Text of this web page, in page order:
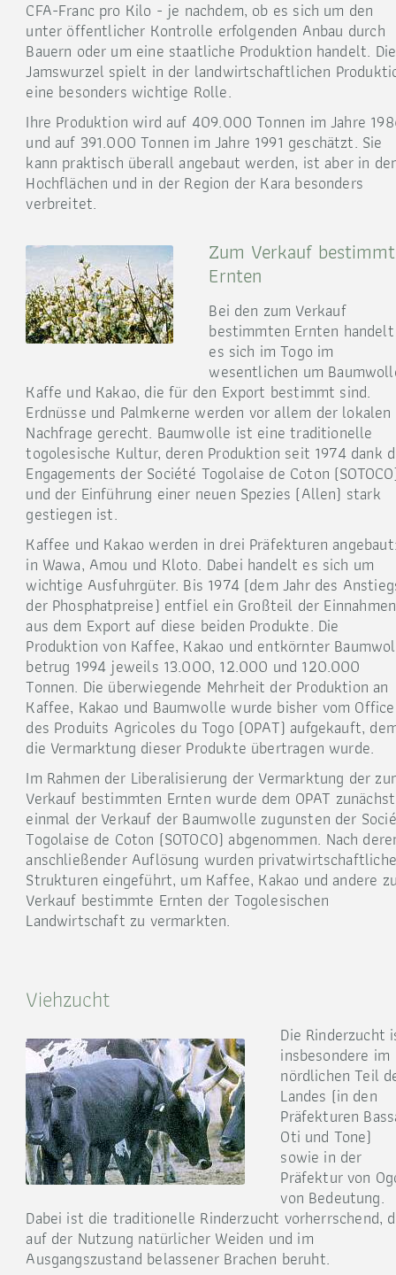
CFA-Franc pro Kilo - je nachdem, ob es sich um den
unter öffentlicher Kontrolle erfolgenden Anbau durch
Bauern oder um eine staatliche Produktion handelt. Die
Jamswurzel spielt in der landwirtschaftlichen
eine besonders wichtige Rolle.
Ihre Produktion wird auf 409.000 Tonnen im Jahre
und auf 391.000 Tonnen im Jahre 1991 geschätzt. Sie
kann praktisch überall angebaut werden, ist aber in
Hochflächen und in der Region der Kara besonders
verbreitet.
Zum Verkauf
Ernten
Bei den zum Verkauf
bestimmten Ernten handelt
es sich im Togo im
wesentlichen um
Kaffe und Kakao, die für den Export bestimmt sind.
Erdnüsse und Palmkerne werden vor allem der lokalen
Nachfrage gerecht. Baumwolle ist eine traditionelle
togolesische Kultur, deren Produktion seit 1974 dank
Engagements der Société Togolaise de Coton
und der Einführung einer neuen Spezies (Allen) stark
gestiegen ist.
Kaffee und Kakao werden in drei Präfekturen
in Wawa, Amou und Kloto. Dabei handelt es sich um
wichtige Ausfuhrgüter. Bis 1974 (dem Jahr des
der Phosphatpreise) entfiel ein Großteil der Einnahmen
aus dem Export auf diese beiden Produkte. Die
Produktion von Kaffee, Kakao und entkörnter
betrug 1994 jeweils 13.000, 12.000 und 120.000
Tonnen. Die überwiegende Mehrheit der Produktion an
Kaffee, Kakao und Baumwolle wurde bisher vom Office
des Produits Agricoles du Togo (OPAT) aufgekauft,
die Vermarktung dieser Produkte übertragen wurde.
Im Rahmen der Liberalisierung der Vermarktung der
Verkauf bestimmten Ernten wurde dem OPAT zunächst
einmal der Verkauf der Baumwolle zugunsten der
Togolaise de Coton (SOTOCO) abgenommen. Nach
anschließender Auflösung wurden privatwirtschaftliche
Strukturen eingeführt, um Kaffee, Kakao und andere
Verkauf bestimmte Ernten der Togolesischen
Landwirtschaft zu vermarkten.
Viehzucht
Die Rinderzucht
insbesondere im
nördlichen Teil
Landes (in den
Präfekturen
Oti und Tone)
sowie in der
Präfektur von
von Bedeutung.
Dabei ist die traditionelle Rinderzucht vorherrschend,
auf der Nutzung natürlicher Weiden und im
Ausgangszustand belassener Brachen beruht.